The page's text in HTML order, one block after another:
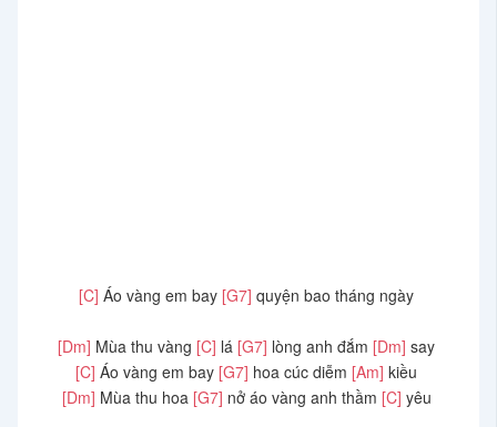
[C] Áo vàng em bay [G7] quyện bao tháng ngày
[Dm] Mùa thu vàng [C] lá [G7] lòng anh đắm [Dm] say
[C] Áo vàng em bay [G7] hoa cúc diễm [Am] kiều
[Dm] Mùa thu hoa [G7] nở áo vàng anh thầm [C] yêu